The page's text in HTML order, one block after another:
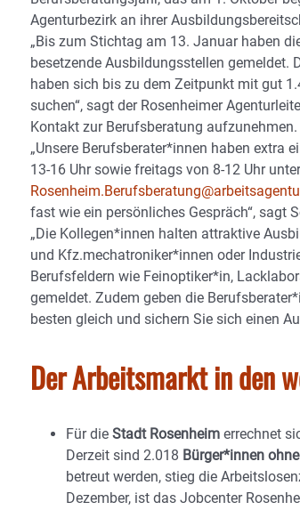
Agenturbezirk an ihrer
„Bis zum Stichtag am 13. Januar haben
besetzende Ausbildungsstellen gemeldet.
haben sich bis zu dem Zeitpunkt mit gut
suchen“, sagt der Rosenheimer
Kontakt zur Berufsberatung aufzunehmen.
„Unsere Berufsberater*innen haben extra
13-16 Uhr sowie freitags von 8-12 Uhr
fast wie ein persönliches Gespräch“, sagt
„Die Kollegen*innen halten attraktive
und Kfz.mechatroniker*innen oder
Berufsfeldern wie Feinoptiker*in,
gemeldet. Zudem geben die
besten gleich und sichern Sie sich einen
Der Arbeitsmarkt in den
Für die Stadt Rosenheim errechnet
Derzeit sind 2.018 Bürger*innen
betreut werden, stieg die
Dezember, ist das Jobcenter